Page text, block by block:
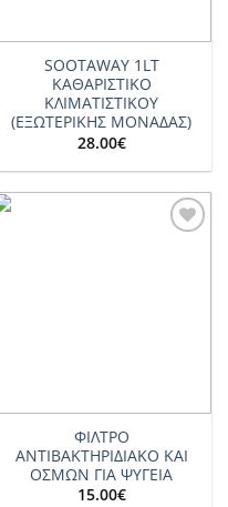
SOOTAWAY 1LT
ΚΑΘΑΡΙΣΤΙΚΟ
ΚΛΙΜΑΤΙΣΤΙΚΟΥ
(ΕΞΩΤΕΡΙΚΗΣ ΜΟΝΑΔΑΣ)
28.00€
ΦΙΛΤΡΟ
ΑΝΤΙΒΑΚΤΗΡΙΔΙΑΚΟ ΚΑΙ
ΟΣΜΩΝ ΓΙΑ ΨΥΓΕΙΑ
15.00€